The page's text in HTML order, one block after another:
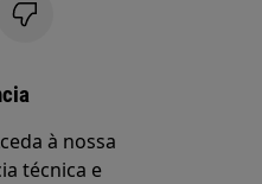
à nossa
técnica e